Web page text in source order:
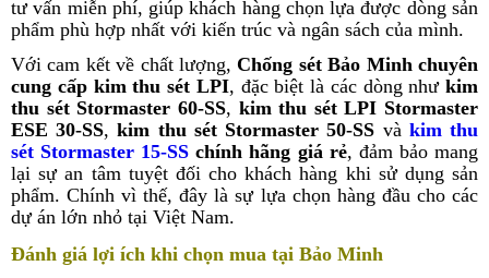
tư vấn miễn phí, giúp khách hàng chọn lựa được dòng sản
phẩm phù hợp nhất với kiến trúc và ngân sách của mình.
Với cam kết về chất lượng,Chống sét Bảo Minh chuyên
cung cấp kim thu sét LPI, đặc biệt là các dòng như kim
thu sét Stormaster 60-SS, kim thu sét LPI Stormaster
ESE 30-SS,kim thu sét Stormaster 50-SS và kim thu
sét Stormaster 15-SS chính hãng giá rẻ, đảm bảo mang
lại sự an tâm tuyệt đối cho khách hàng khi sử dụng sản
phẩm. Chính vì thế, đây là sự lựa chọn hàng đầu cho các
dự án lớn nhỏ tại Việt Nam.
Đánh giá lợi ích khi chọn mua tại Bảo Minh